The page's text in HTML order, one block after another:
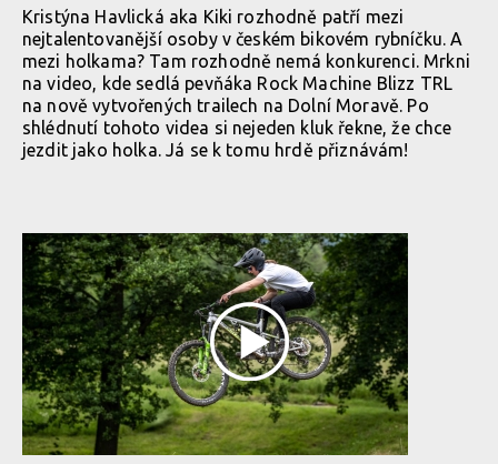
Kristýna Havlická aka Kiki rozhodně patří mezi
nejtalentovanější osoby v českém bikovém rybníčku. A
mezi holkama? Tam rozhodně nemá konkurenci. Mrkni
na video, kde sedlá pevňáka Rock Machine Blizz TRL
na nově vytvořených trailech na Dolní Moravě. Po
shlédnutí tohoto videa si nejeden kluk řekne, že chce
jezdit jako holka. Já se k tomu hrdě přiznávám!